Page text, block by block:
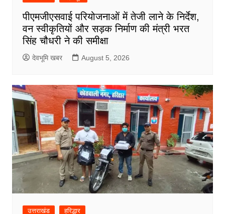
पीएमजीएसवाई परियोजनाओं में तेजी लाने के निर्देश,
वन स्वीकृतियों और सड़क निर्माण की मंत्री भरत
सिंह चौधरी ने की समीक्षा
देवभूमि खबर August 5, 2026
उत्तराखंड हरिद्धार